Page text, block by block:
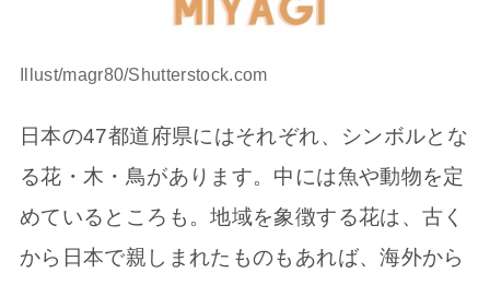
Illust/magr80/Shutterstock.com
日本の47都道府県にはそれぞれ、シンボルとな
る花・木・鳥があります。中には魚や動物を定
めているところも。地域を象徴する花は、古く
から日本で親しまれたものもあれば、海外から